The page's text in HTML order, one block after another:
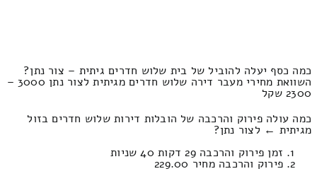
כמה כסף יעלה להוביל של בית שלוש חדרים גיתית – צור נתן?
השוואת מחירי מעבר דירה שלוש חדרים מגיתית לצור נתן 3000 –
2300 שקל
כמה עולה פירוק והרכבה של הובלות דירות שלוש חדרים בזול
מגיתית ← לצור נתן?
זמן פירוק והרכבה 29 דקות 40 שניות
פירוק והרכבה מחיר 229.00